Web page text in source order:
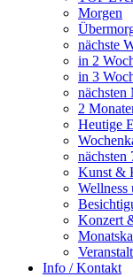
Morgen
nächste
in 2
in 3
nächsten
2
Heutige
nächsten
Kunst &
Wellness
Konzert
Info / Kontakt